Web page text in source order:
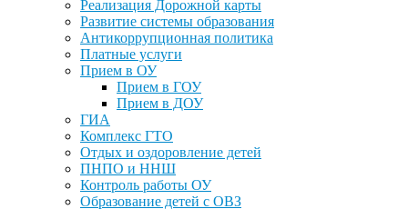
Реализация Дорожной карты
Развитие системы образования
Антикоррупционная политика
Платные услуги
Прием в ОУ
Прием в ГОУ
Прием в ДОУ
ГИА
Комплекс ГТО
Отдых и оздоровление детей
ПНПО и ННШ
Контроль работы ОУ
Образование детей с ОВЗ